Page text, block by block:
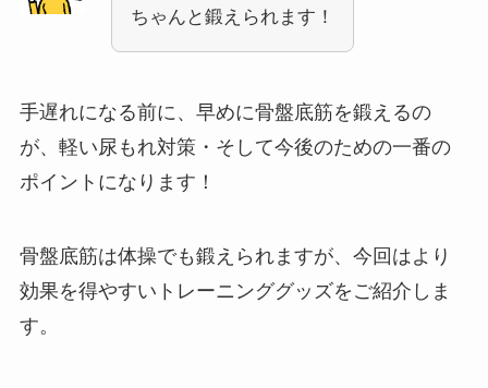
ちゃんと鍛えられます！
手遅れになる前に、早めに骨盤底筋を鍛えるの
が、軽い尿もれ対策・そして今後のための一番の
ポイントになります！
骨盤底筋は体操でも鍛えられますが、今回はより
効果を得やすいトレーニンググッズをご紹介しま
す。